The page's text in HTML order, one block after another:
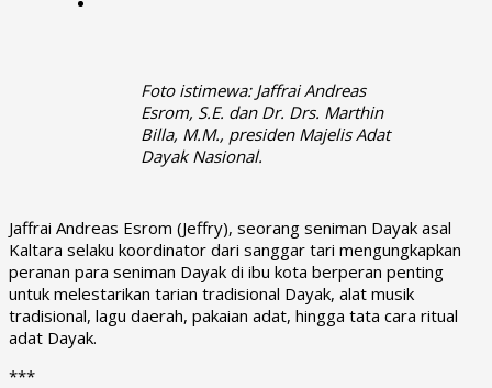
Foto istimewa: Jaffrai Andreas
Esrom, S.E. dan Dr. Drs. Marthin
Billa, M.M., presiden Majelis Adat
Dayak Nasional.
Jaffrai Andreas Esrom (Jeffry), seorang seniman Dayak asal
Kaltara selaku koordinator dari sanggar tari mengungkapkan
peranan para seniman Dayak di ibu kota berperan penting
untuk melestarikan tarian tradisional Dayak, alat musik
tradisional, lagu daerah, pakaian adat, hingga tata cara ritual
adat Dayak.
***